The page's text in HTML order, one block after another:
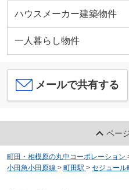
ハウスメーカー建築物件
一人暮らし物件
メールで共有する
ペー
町田・相模原の丸中コーポレーション
小田急小田原線 > 町田駅 > セジュール